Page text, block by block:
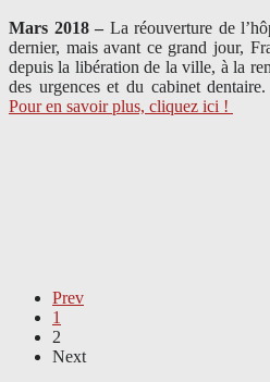
Mars 2018 – La réouverture de
dernier, mais avant ce grand jour,
depuis la libération de la ville, à la
des urgences et du cabinet
Pour en savoir plus, cliquez ici !
Prev
1
2
Next